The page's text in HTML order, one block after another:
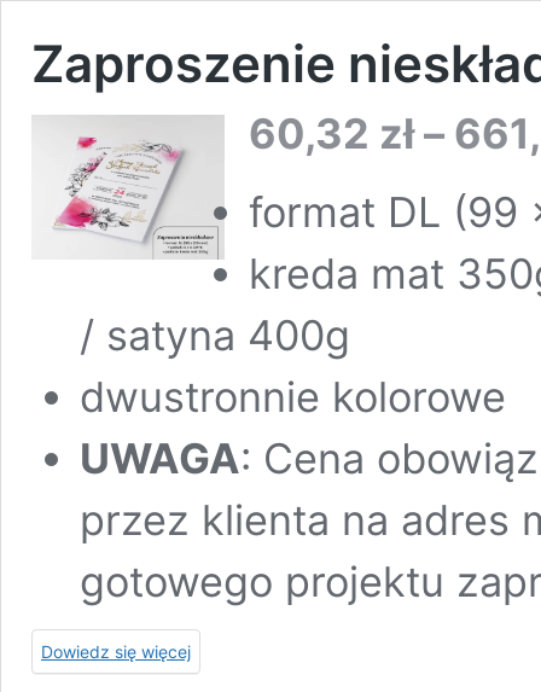
Zaproszenie
60,32 zł–
format DL (99
kreda mat
/ satyna 400g
dwustronnie kolorowe
UWAGA: Cena
przez klienta na adres
gotowego projektu
Dowiedz się więcej